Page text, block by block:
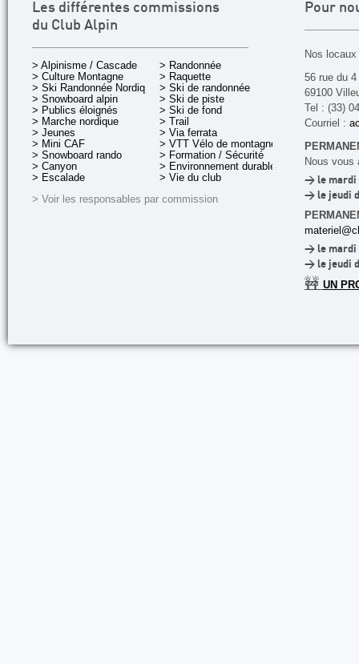
Les différentes commissions
du Club Alpin
> Alpinisme / Cascade
> Culture Montagne
> Ski Randonnée Nordique
> Snowboard alpin
> Publics éloignés
> Marche nordique
> Jeunes
> Mini CAF
> Snowboard rando
> Canyon
> Escalade
> Randonnée
> Raquette
> Ski de randonnée
> Ski de piste
> Ski de fond
> Trail
> Via ferrata
> VTT Vélo de montagne
> Formation / Sécurité
> Environnement durable
> Vie du club
> Voir les responsables par commission
Pour
Nos
56 rue du
69100
Tel : (33)
Courriel :
Nous vous
> le mardi
> le jeudi
> le mardi
> le jeudi
🚧 UN